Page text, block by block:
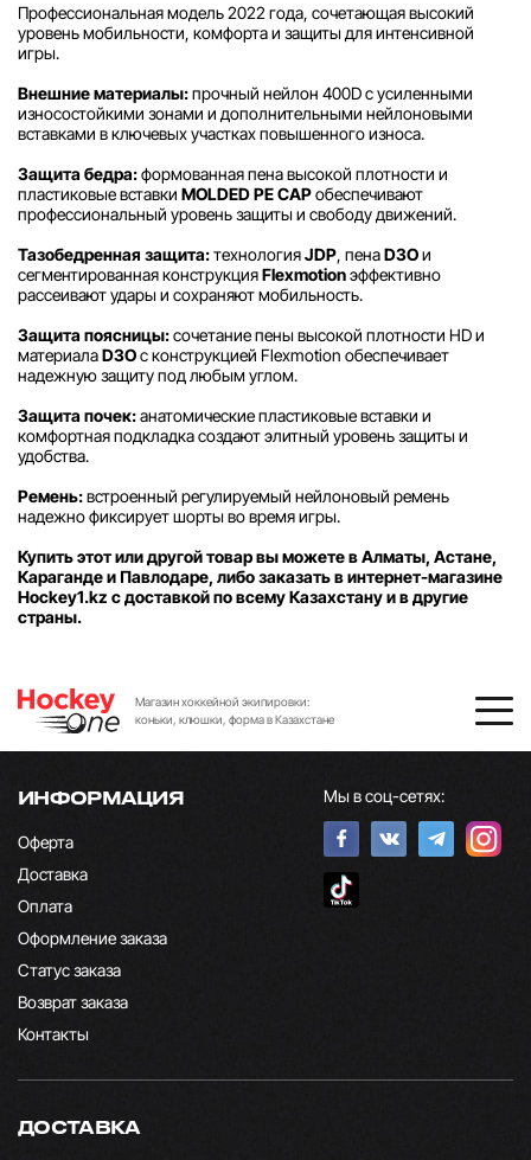
Профессиональная модель 2022 года, сочетающая высокий
уровень мобильности, комфорта и защиты для интенсивной
игры.
Внешние материалы:прочный нейлон 400D с усиленными
износостойкими зонами и дополнительными нейлоновыми
вставками в ключевых участках повышенного износа.
Защита бедра:формованная пена высокой плотности и
пластиковые вставки MOLDED PE CAPобеспечивают
профессиональный уровень защиты и свободу движений.
Тазобедренная защита:технологияJDP, пенаD3Oи
сегментированная конструкцияFlexmotionэффективно
рассеивают удары и сохраняют мобильность.
Защита поясницы:сочетание пены высокой плотности HD и
материалаD3Oс конструкцией Flexmotion обеспечивает
надежную защиту под любым углом.
Защита почек:анатомические пластиковые вставки и
комфортная подкладка создают элитный уровень защиты и
удобства.
Ремень:встроенный регулируемый нейлоновый ремень
надежно фиксирует шорты во время игры.
Купить этот или другой товар вы можете в Алматы, Астане,
Караганде и Павлодаре, либо заказать в интернет-магазине
Hockey1.kz с доставкой по всему Казахстану и в другие
страны.
Магазин хоккейной экипировки:
коньки, клюшки, форма в Казахстане
ИНФОРМАЦИЯ
Оферта
Доставка
Оплата
Оформление заказа
Статус заказа
Возврат заказа
Контакты
Мы в соц-сетях:
ДОСТАВКА